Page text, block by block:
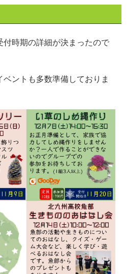
時期の詳細が決まったので
ントも多数準備しておりま